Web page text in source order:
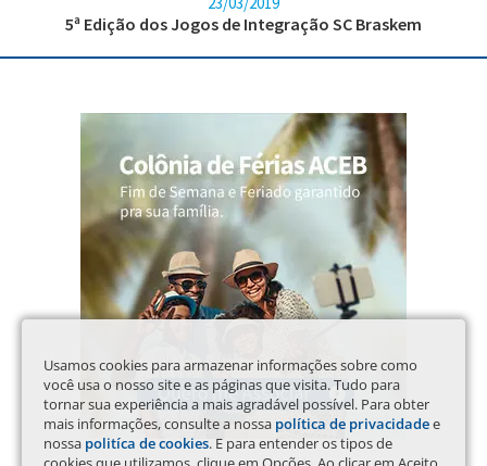
5ª Edição dos Jogos de Integração SC Braskem
Usamos cookies para armazenar informações sobre como
você usa o nosso site e as páginas que visita. Tudo para
tornar sua experiência a mais agradável possível. Para obter
mais informações, consulte a nossa política de privacidadee
nossa politíca de cookies. E para entender os tipos de